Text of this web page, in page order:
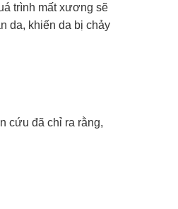
trình mất xương sẽ
da, khiến da bị chảy
cứu đã chỉ ra rằng,